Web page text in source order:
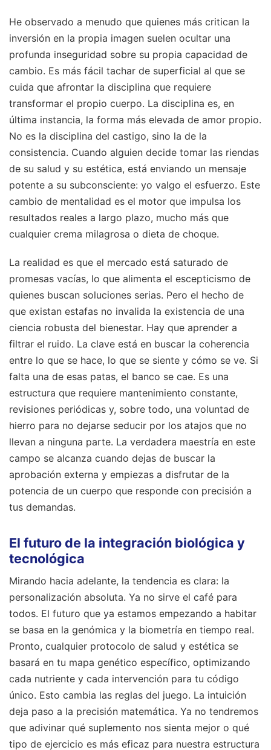
He observado a menudo que quienes más critican la
inversión en la propia imagen suelen ocultar una
profunda inseguridad sobre su propia capacidad de
cambio. Es más fácil tachar de superficial al que se
cuida que afrontar la disciplina que requiere
transformar el propio cuerpo. La disciplina es, en
última instancia, la forma más elevada de amor propio.
No es la disciplina del castigo, sino la de la
consistencia. Cuando alguien decide tomar las riendas
de su salud y su estética, está enviando un mensaje
potente a su subconsciente: yo valgo el esfuerzo. Este
cambio de mentalidad es el motor que impulsa los
resultados reales a largo plazo, mucho más que
cualquier crema milagrosa o dieta de choque.
La realidad es que el mercado está saturado de
promesas vacías, lo que alimenta el escepticismo de
quienes buscan soluciones serias. Pero el hecho de
que existan estafas no invalida la existencia de una
ciencia robusta del bienestar. Hay que aprender a
filtrar el ruido. La clave está en buscar la coherencia
entre lo que se hace, lo que se siente y cómo se ve. Si
falta una de esas patas, el banco se cae. Es una
estructura que requiere mantenimiento constante,
revisiones periódicas y, sobre todo, una voluntad de
hierro para no dejarse seducir por los atajos que no
llevan a ninguna parte. La verdadera maestría en este
campo se alcanza cuando dejas de buscar la
aprobación externa y empiezas a disfrutar de la
potencia de un cuerpo que responde con precisión a
tus demandas.
El futuro de la integración biológica y
tecnológica
Mirando hacia adelante, la tendencia es clara: la
personalización absoluta. Ya no sirve el café para
todos. El futuro que ya estamos empezando a habitar
se basa en la genómica y la biometría en tiempo real.
Pronto, cualquier protocolo de salud y estética se
basará en tu mapa genético específico, optimizando
cada nutriente y cada intervención para tu código
único. Esto cambia las reglas del juego. La intuición
deja paso a la precisión matemática. Ya no tendremos
que adivinar qué suplemento nos sienta mejor o qué
tipo de ejercicio es más eficaz para nuestra estructura